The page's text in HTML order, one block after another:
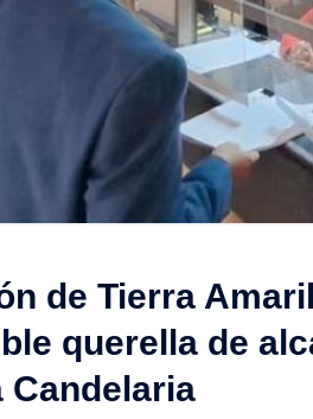
de Tierra
querella de
Candelaria